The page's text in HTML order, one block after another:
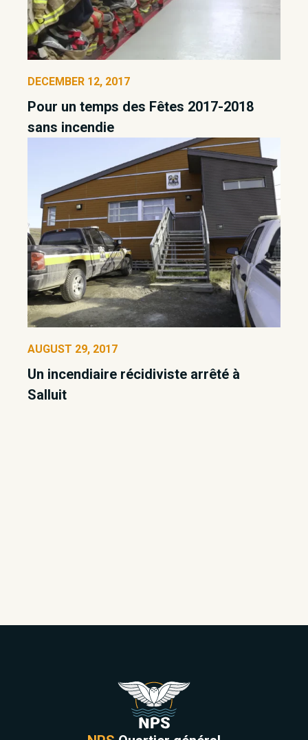
DECEMBER 12, 2017
Pour un temps des Fêtes 2017-2018
sans incendie
AUGUST 29, 2017
Un incendiaire récidiviste arrêté à
Salluit